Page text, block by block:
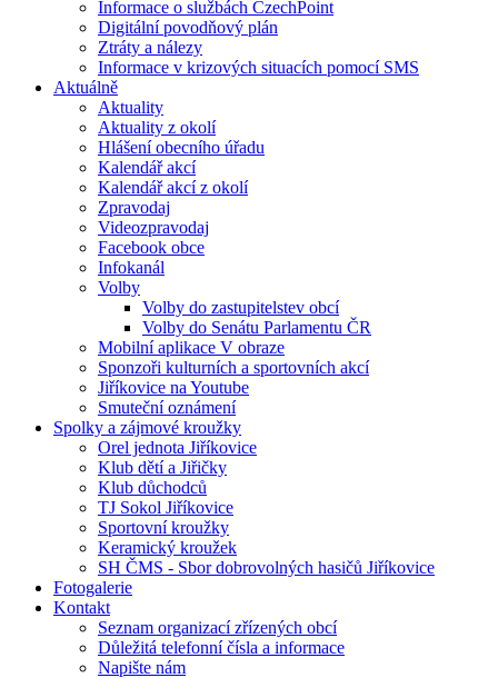
Informace o službách CzechPoint
Digitální povodňový plán
Ztráty a nálezy
Informace v krizových situacích pomocí SMS
Aktuálně
Aktuality
Aktuality z okolí
Hlášení obecního úřadu
Kalendář akcí
Kalendář akcí z okolí
Zpravodaj
Videozpravodaj
Facebook obce
Infokanál
Volby
Volby do zastupitelstev obcí
Volby do Senátu Parlamentu ČR
Mobilní aplikace V obraze
Sponzoři kulturních a sportovních akcí
Jiříkovice na Youtube
Smuteční oznámení
Spolky a zájmové kroužky
Orel jednota Jiříkovice
Klub dětí a Jiřičky
Klub důchodců
TJ Sokol Jiříkovice
Sportovní kroužky
Keramický kroužek
SH ČMS - Sbor dobrovolných hasičů Jiříkovice
Fotogalerie
Kontakt
Seznam organizací zřízených obcí
Důležitá telefonní čísla a informace
Napište nám